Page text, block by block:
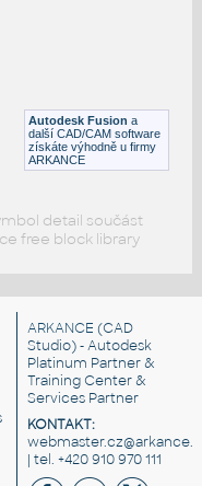
Autodesk Fusion a
další CAD/CAM software
získáte výhodně u firmy
ARKANCE
detail součást
free block library
ARKANCE (CAD
Studio) - Autodesk
Platinum Partner &
Training Center &
Services Partner
KONTAKT:
| tel. +420 910 970 111